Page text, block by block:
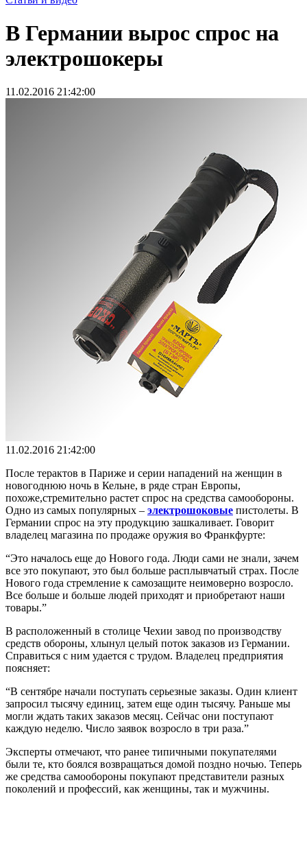
В Германии вырос спрос на
электрошокеры
11.02.2016 21:42:00
11.02.2016 21:42:00
После терактов в Париже и серии нападений на женщин в
новогоднюю ночь в Кельне, в ряде стран Европы,
похоже,стремительно растет спрос на средства самообороны.
Одно из самых популярных – электрошоковые пистолеты. В
Германии спрос на эту продукцию зашкаливает. Говорит
владелец магазина по продаже оружия во Франкфурте:
“Это началось еще до Нового года. Люди сами не знали, зачем
все это покупают, это был больше расплывчатый страх. После
Нового года стремление к самозащите неимоверно возросло.
Все больше и больше людей приходят и приобретают наши
товары.”
В расположенный в столице Чехии завод по производству
средств обороны, хлынул целый поток заказов из Германии.
Справиться с ним удается с трудом. Владелец предприятия
поясняет:
“В сентябре начали поступать серьезные заказы. Один клиент
запросил тысячу единиц, затем еще один тысячу. Раньше мы
могли ждать таких заказов месяц. Сейчас они поступают
каждую неделю. Число заявок возросло в три раза.”
Эксперты отмечают, что ранее типичными покупателями
были те, кто боялся возвращаться домой поздно ночью. Теперь
же средства самообороны покупают представители разных
поколений и профессий, как женщины, так и мужчины.